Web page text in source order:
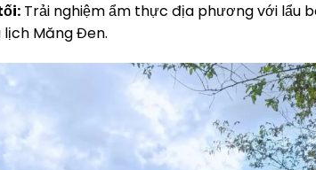
Trải nghiệm ẩm thực địa phương với lẩu
lịch Măng Đen.